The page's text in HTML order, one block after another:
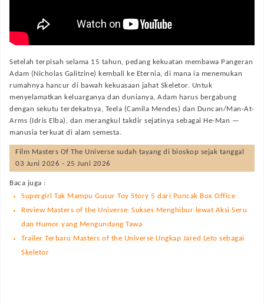
Setelah terpisah selama 15 tahun, pedang kekuatan membawa Pangeran
Adam (Nicholas Galitzine) kembali ke Eternia, di mana ia menemukan
rumahnya hancur di bawah kekuasaan jahat Skeletor. Untuk
menyelamatkan keluarganya dan dunianya, Adam harus bergabung
dengan sekutu terdekatnya, Teela (Camila Mendes) dan Duncan/Man-At-
Arms (Idris Elba), dan merangkul takdir sejatinya sebagai He-Man —
manusia terkuat di alam semesta.
Film Masters Of The Universe sudah tayang di bioskop sejak tanggal
03 Juni 2026 - 25 Juni 2026
Baca juga :
Supergirl Tak Mampu Gusur Toy Story 5 dari Puncak Box Office
Review Masters of the Universe: Sukses Menghibur lewat Aksi Seru
dan Humor yang Mengundang Tawa
Trailer Terbaru Masters of the Universe Ungkap Jared Leto sebagai
Skeletor